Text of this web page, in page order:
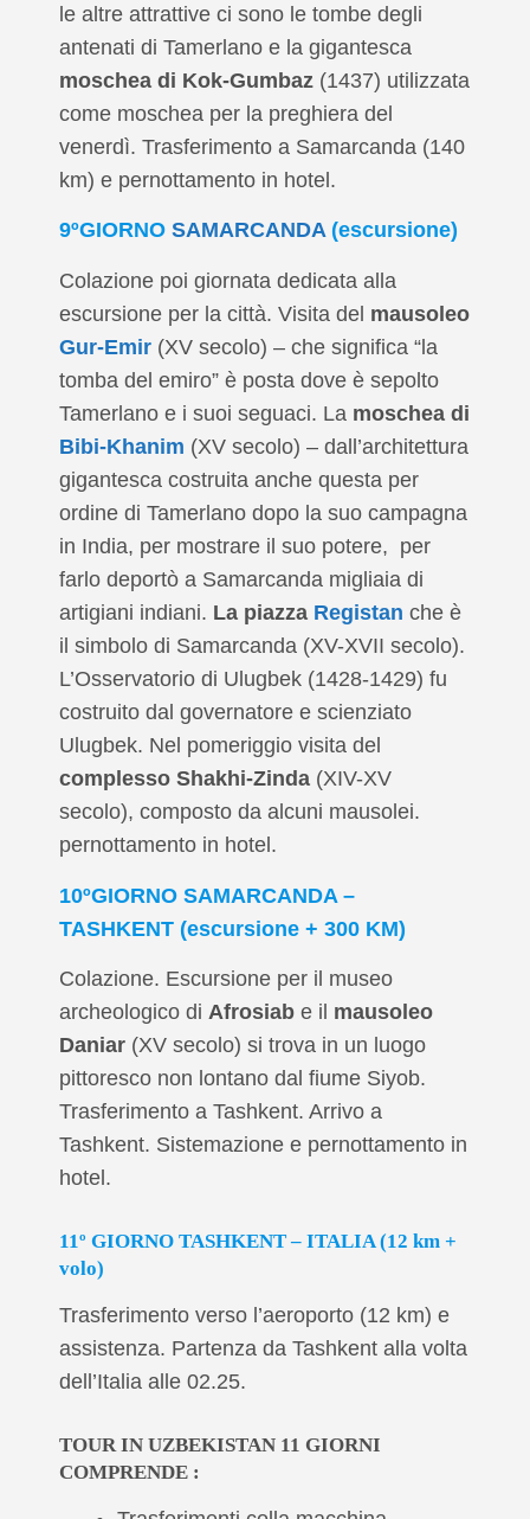
le altre attrattive ci sono le tombe degli
antenati di Tamerlano e la gigantesca
moschea di Kok-Gumbaz (1437) utilizzata
come moschea per la preghiera del
venerdì. Trasferimento a Samarcanda (140
km) e pernottamento in hotel.
9ºGIORNOSAMARCANDA(escursione)
Colazione poi giornata dedicata alla
escursione per la città. Visita del mausoleo
Gur-Emir (XV secolo) – che significa “la
tomba del emiro” è posta dove è sepolto
Tamerlano e i suoi seguaci. La moschea di
Bibi-Khanim (XV secolo) – dall’architettura
gigantesca costruita anche questa per
ordine di Tamerlano dopo la suo campagna
in India, per mostrare il suo potere, per
farlo deportò a Samarcanda migliaia di
artigiani indiani. La piazza Registan che è
il simbolo di Samarcanda (XV-XVII secolo).
L’Osservatorio di Ulugbek (1428-1429) fu
costruito dal governatore e scienziato
Ulugbek. Nel pomeriggio visita del
complesso Shakhi-Zinda (XIV-XV
secolo), composto da alcuni mausolei.
pernottamento in hotel.
10ºGIORNO SAMARCANDA –
TASHKENT (escursione + 300 KM)
Colazione. Escursione per il museo
archeologico diAfrosiab e il mausoleo
Daniar (XV secolo) si trova in un luogo
pittoresco non lontano dal fiume Siyob.
Trasferimento a Tashkent. Arrivo a
Tashkent. Sistemazione e pernottamento in
hotel.
11º GIORNO TASHKENT – ITALIA (12 km +
volo)
Trasferimento verso l’aeroporto (12 km) e
assistenza. Partenza da Tashkent alla volta
dell’Italia alle 02.25.
TOUR IN UZBEKISTAN 11 GIORNI
COMPRENDE :